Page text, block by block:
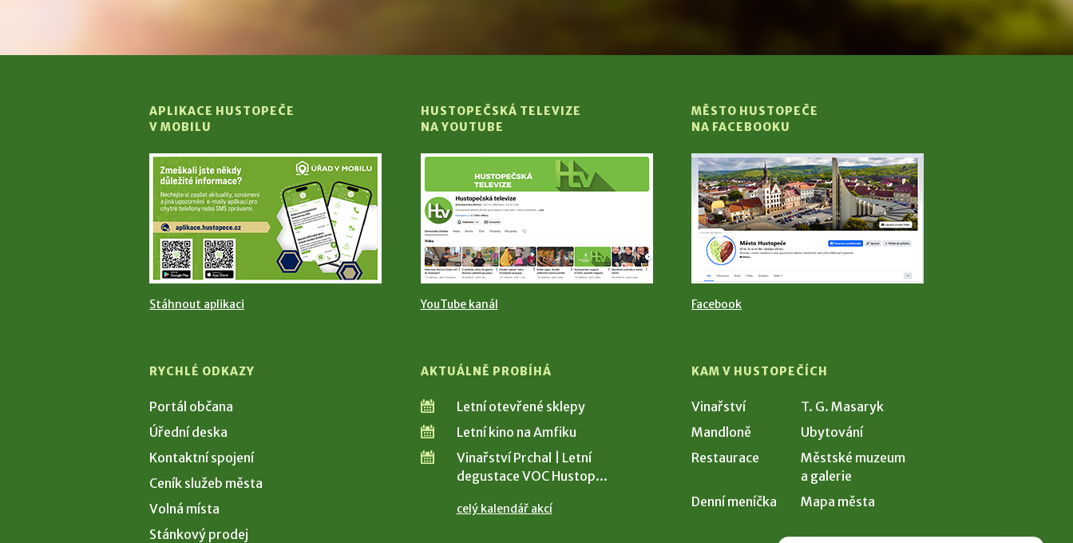
APLIKACE HUSTOPEČE
V MOBILU
Stáhnout aplikaci
HUSTOPEČSKÁ TELEVIZE
NA YOUTUBE
YouTube kanál
MĚSTO HUSTOPEČE
NA FACEBOOKU
Facebook
RYCHLÉ ODKAZY
Portál občana
Úřední deska
Kontaktní spojení
Ceník služeb města
Volná místa
Stánkový prodej
AKTUÁLNĚ PROBÍHÁ
Letní otevřené sklepy
Letní kino na Amfiku
Vinařství Prchal | Letní
degustace VOC Hustop...
celý kalendář akcí
KAM V HUSTOPEČÍCH
Vinařství
T. G. Masaryk
Mandloně
Ubytování
Restaurace
Městské muzeum
a galerie
Denní meníčka
Mapa města